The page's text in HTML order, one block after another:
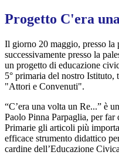
Progetto C'era
Il giorno 20 maggio, presso la
successivamente presso la
un progetto di educazione
5° primaria del nostro Istituto,
"Attori e Convenuti".
“C’era una volta un Re...” è
Paolo Pinna Parpaglia, per
Primarie gli articoli più
efficace strumento didattico
cardine dell’Educazione